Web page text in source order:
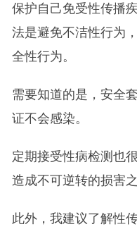
保护自己免受性传播
法是避免不洁性行为
全性行为。
需要知道的是，安全
证不会感染。
定期接受性病检测也
造成不可逆转的损害
此外，我建议了解性